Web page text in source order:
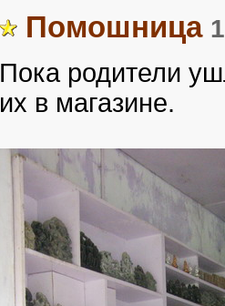
Помошница
Пока родители
их в магазине.